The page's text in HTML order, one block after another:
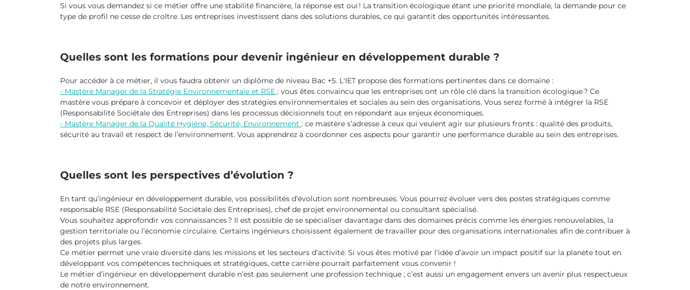
Si vous vous demandez si ce métier offre une stabilité financière, la réponse est oui ! La transition écologique étant une priorité mondiale, la demande pour ce
type de profil ne cesse de croître. Les entreprises investissent dans des solutions durables, ce qui garantit des opportunités intéressantes.
Quelles sont les formations pour devenir ingénieur en développement durable ?
Pour accéder à ce métier, il vous faudra obtenir un diplôme de niveau Bac +5. L'IET propose des formations pertinentes dans ce domaine :
- Mastère Manager de la Stratégie Environnementale et RSE : vous êtes convaincu que les entreprises ont un rôle clé dans la transition écologique ? Ce
mastère vous prépare à concevoir et déployer des stratégies environnementales et sociales au sein des organisations. Vous serez formé à intégrer la RSE
(Responsabilité Sociétale des Entreprises) dans les processus décisionnels tout en répondant aux enjeux économiques.
- Mastère Manager de la Qualité Hygiène, Sécurité, Environnement : ce mastère s’adresse à ceux qui veulent agir sur plusieurs fronts : qualité des produits,
sécurité au travail et respect de l’environnement. Vous apprendrez à coordonner ces aspects pour garantir une performance durable au sein des entreprises.
Quelles sont les perspectives d’évolution ?
En tant qu’ingénieur en développement durable, vos possibilités d’évolution sont nombreuses. Vous pourrez évoluer vers des postes stratégiques comme
responsable RSE (Responsabilité Sociétale des Entreprises), chef de projet environnemental ou consultant spécialisé.
Vous souhaitez approfondir vos connaissances ? Il est possible de se spécialiser davantage dans des domaines précis comme les énergies renouvelables, la
gestion territoriale ou l’économie circulaire. Certains ingénieurs choisissent également de travailler pour des organisations internationales afin de contribuer à
des projets plus larges.
Ce métier permet une vraie diversité dans les missions et les secteurs d’activité. Si vous êtes motivé par l’idée d’avoir un impact positif sur la planète tout en
développant vos compétences techniques et stratégiques, cette carrière pourrait parfaitement vous convenir !
Le métier d’ingénieur en développement durable n’est pas seulement une profession technique ; c’est aussi un engagement envers un avenir plus respectueux
de notre environnement.